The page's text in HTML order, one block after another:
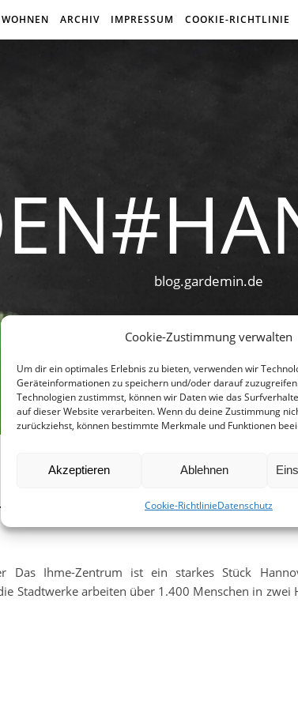
Cookie-Zustimmung verwalten
Um dir ein optimales Erlebnis zu bieten, verwenden wir
Geräteinformationen zu speichern und/oder darauf
Technologien zustimmst, können wir Daten wie das
auf dieser Website verarbeiten. Wenn du deine Zustimmung
zurückziehst, können bestimmte Merkmale und Funktionen
Akzeptieren Ablehnen
Cookie-RichtlinieDatenschutz
WOHNEN ARCHIV IMPRESSUM COOKIE-RICHTLINIE
blog.gardemin.de
starkes Stück Hannover
Das Ihme-Zentrum ist ein starkes Stück
Stadtwerke arbeiten über 1.400 Menschen in zwei